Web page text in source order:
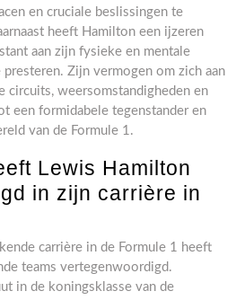
en cruciale beslissingen te
heeft Hamilton een ijzeren
aan zijn fysieke en mentale
Zijn vermogen om zich aan
circuits, weersomstandigheden en
een formidabele tegenstander en
van de Formule 1.
Lewis Hamilton
in zijn carrière in
carrière in de Formule 1 heeft
teams vertegenwoordigd.
in de koningsklasse van de